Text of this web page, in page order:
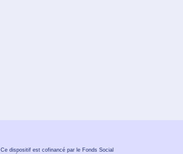
Ce dispositif est cofinancé par le Fonds Social